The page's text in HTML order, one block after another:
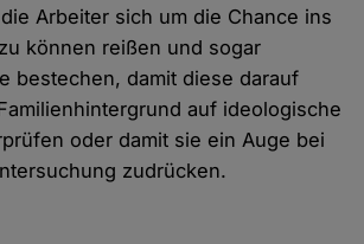
Arbeiter sich um die Chance ins
können reißen und sogar
bestechen, damit diese darauf
auf ideologische
oder damit sie ein Auge bei
zudrücken.